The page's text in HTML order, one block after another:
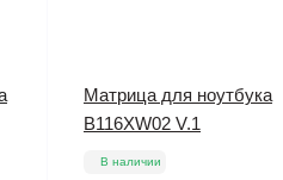
Матрица для ноутбука
B116XW02 V.1
В наличии